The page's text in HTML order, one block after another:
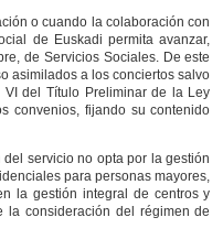
o cuando la colaboración con
de Euskadi permita avanzar,
de Servicios Sociales. De este
asimilados a los conciertos salvo
VI del Título Preliminar de la Ley
convenios, fijando su contenido
servicio no opta por la gestión
para personas mayores,
la gestión integral de centros y
la consideración del régimen de